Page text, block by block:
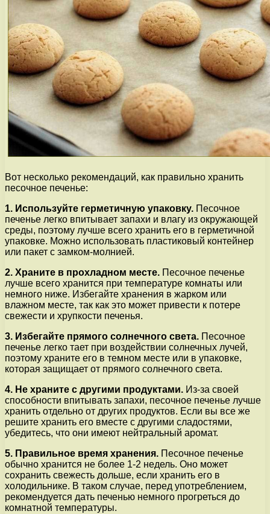
Вот несколько рекомендаций, как правильно хранить
песочное печенье:
1. Используйте герметичную упаковку. Песочное
печенье легко впитывает запахи и влагу из окружающей
среды, поэтому лучше всего хранить его в герметичной
упаковке. Можно использовать пластиковый контейнер
или пакет с замком-молнией.
2. Храните в прохладном месте. Песочное печенье
лучше всего хранится при температуре комнаты или
немного ниже. Избегайте хранения в жарком или
влажном месте, так как это может привести к потере
свежести и хрупкости печенья.
3. Избегайте прямого солнечного света. Песочное
печенье легко тает при воздействии солнечных лучей,
поэтому храните его в темном месте или в упаковке,
которая защищает от прямого солнечного света.
4. Не храните с другими продуктами. Из-за своей
способности впитывать запахи, песочное печенье лучше
хранить отдельно от других продуктов. Если вы все же
решите хранить его вместе с другими сладостями,
убедитесь, что они имеют нейтральный аромат.
5. Правильное время хранения. Песочное печенье
обычно хранится не более 1-2 недель. Оно может
сохранить свежесть дольше, если хранить его в
холодильнике. В таком случае, перед употреблением,
рекомендуется дать печенью немного прогреться до
комнатной температуры.